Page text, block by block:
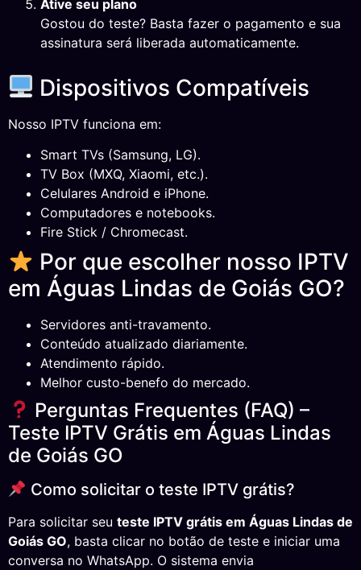
Ative seu plano
Gostou do teste? Basta fazer o pagamento e sua
assinatura será liberada automaticamente.
Dispositivos Compatíveis
Nosso IPTV funciona em:
Smart TVs (Samsung, LG).
TV Box (MXQ, Xiaomi, etc.).
Celulares Android e iPhone.
Computadores e notebooks.
Fire Stick / Chromecast.
Por que escolher nosso IPTV
em Águas Lindas de Goiás GO?
Servidores anti-travamento.
Conteúdo atualizado diariamente.
Atendimento rápido.
Melhor custo-benefo do mercado.
Perguntas Frequentes (FAQ) –
Teste IPTV Grátis em Águas Lindas
de Goiás GO
Como solicitar o teste IPTV grátis?
Para solicitar seu teste IPTV grátis em Águas Lindas de
Goiás GO, basta clicar no botão de teste e iniciar uma
conversa no WhatsApp. O sistema envia